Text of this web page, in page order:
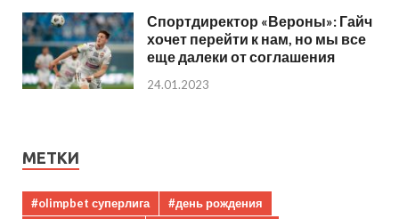
Спортдиректор «Вероны»: Гайч
хочет перейти к нам, но мы все
еще далеки от соглашения
24.01.2023
МЕТКИ
#olimpbet суперлига
#день рождения